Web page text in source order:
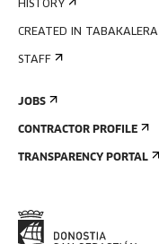
HISTORY
CREATED IN TABAKALERA
STAFF
JOBS
CONTRACTOR PROFILE
TRANSPARENCY PORTAL